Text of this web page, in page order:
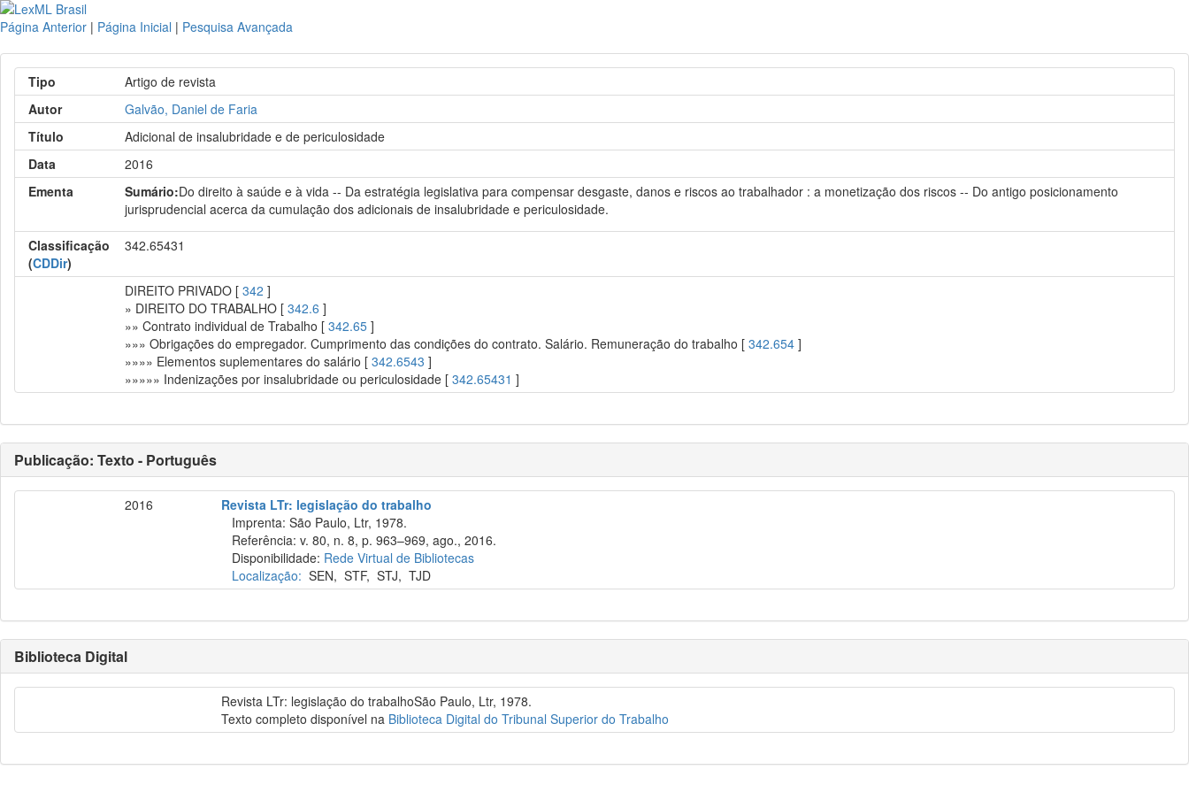
Página Anterior | Página Inicial | Pesquisa Avançada
Tipo
Artigo de revista
Autor
Galvão, Daniel de Faria
Título
Adicional de insalubridade e de periculosidade
Data
2016
Ementa
Sumário:Do direito à saúde e à vida -- Da estratégia legislativa para compensar desgaste, danos e riscos ao trabalhador : a monetização dos riscos -- Do antigo posicionamento
jurisprudencial acerca da cumulação dos adicionais de insalubridade e periculosidade.
Classificação
(CDDir)
342.65431
DIREITO PRIVADO [342 ]
» DIREITO DO TRABALHO [342.6 ]
»» Contrato individual de Trabalho [342.65 ]
»»» Obrigações do empregador. Cumprimento das condições do contrato. Salário. Remuneração do trabalho [342.654 ]
»»»» Elementos suplementares do salário [342.6543 ]
»»»»» Indenizações por insalubridade ou periculosidade [342.65431 ]
Publicação: Texto - Português
2016
Revista LTr: legislação do trabalho
Imprenta: São Paulo, Ltr, 1978.
Referência: v. 80, n. 8, p. 963–969, ago., 2016.
Disponibilidade: Rede Virtual de Bibliotecas
Localização: SEN,STF,STJ,TJD
Biblioteca Digital
Revista LTr: legislação do trabalhoSão Paulo, Ltr, 1978.
Texto completo disponível na Biblioteca Digital do Tribunal Superior do Trabalho